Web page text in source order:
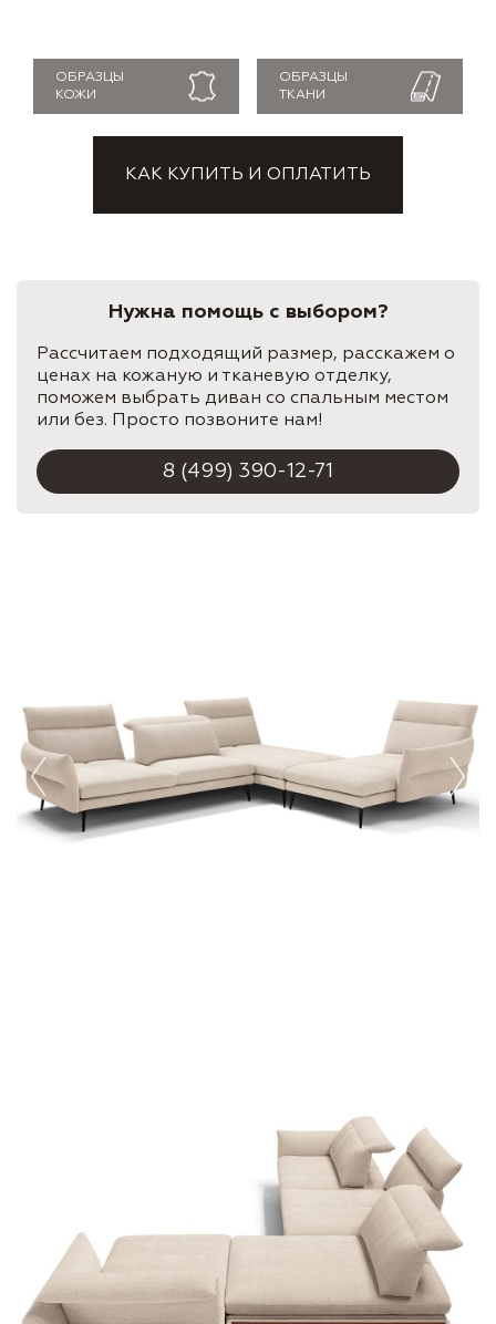
ОБРАЗЦЫ
КОЖИ
ОБРАЗЦЫ
ТКАНИ
КАК КУПИТЬ И ОПЛАТИТЬ
Нужна помощь с выбором?
Рассчитаем подходящий размер, расскажем о
ценах на кожаную и тканевую отделку,
поможем выбрать диван со спальным местом
или без. Просто позвоните нам!
8 (499) 390-12-71